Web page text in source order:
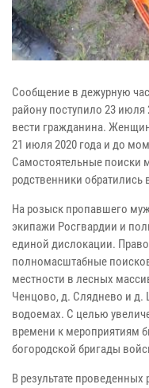
Сообщение в дежурную
району поступило 23 июля
вести гражданина.
21 июля 2020 года и до
Самостоятельные поиски
родственники
На розыск пропавшего
экипажи Росгвардии и
единой дислокации.
полномасштабные
местности в лесных
Ченцово, д. Сляднево и д.
водоемах. С целью
времени к мероприятиям
богородской бригады
В результате